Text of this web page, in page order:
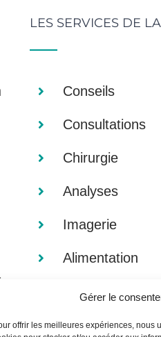
Gérer le
offrir les meilleures expériences, nous
LES SERVICES DE
Conseils
Consultations
Chirurgie
Analyses
Imagerie
Alimentation